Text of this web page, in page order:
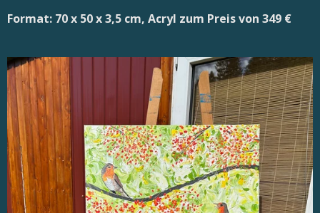
Format: 70 x 50 x 3,5 cm, Acryl zum Preis von 349 €